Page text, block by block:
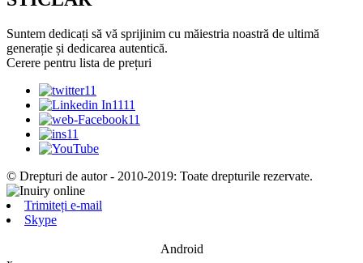
Suntem dedicați să vă sprijinim cu măiestria noastră de ultimă
generație și dedicarea autentică.
Cerere pentru lista de prețuri
© Drepturi de autor - 2010-2019: Toate drepturile rezervate.
Trimiteți e-mail
Skype
Android